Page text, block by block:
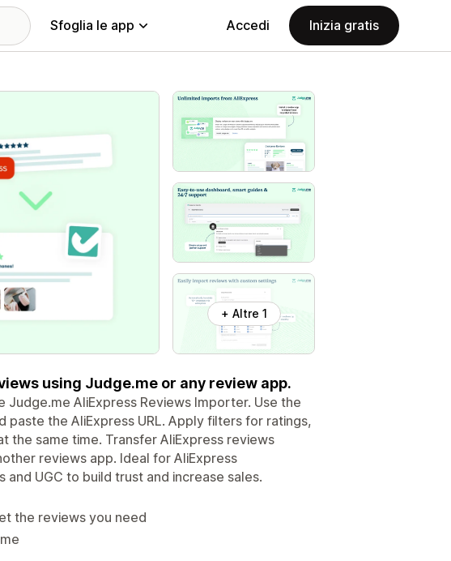
Sfoglia le app Accedi Inizia gratis
+ Altre 1
using Judge.me or any review app.
AliExpress Reviews Importer. Use the
the AliExpress URL. Apply filters for ratings,
the same time. Transfer AliExpress reviews
reviews app. Ideal for AliExpress
UGC to build trust and increase sales.
the reviews you need